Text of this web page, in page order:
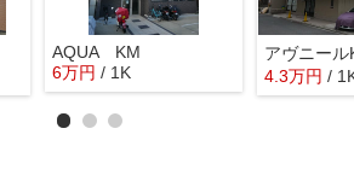
AQUA KM
6万円 / 1K
アヴニール
4.3万円 /